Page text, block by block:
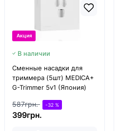
Акция
В наличии
Сменные насадки для
триммера (5шт) MEDICA+
G-Trimmer 5v1 (Япония)
587грн. -32 %
399грн.